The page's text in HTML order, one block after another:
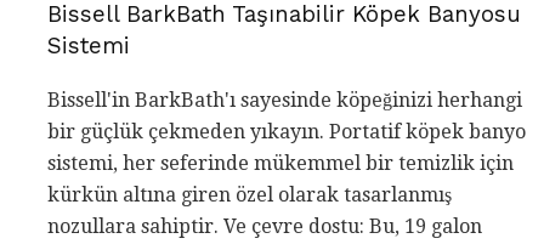
Bissell BarkBath Taşınabilir Köpek Banyosu
Sistemi
Bissell'in BarkBath'ı sayesinde köpeğinizi herhangi
bir güçlük çekmeden yıkayın. Portatif köpek banyo
sistemi, her seferinde mükemmel bir temizlik için
kürkün altına giren özel olarak tasarlanmış
nozullara sahiptir. Ve çevre dostu: Bu, 19 galon